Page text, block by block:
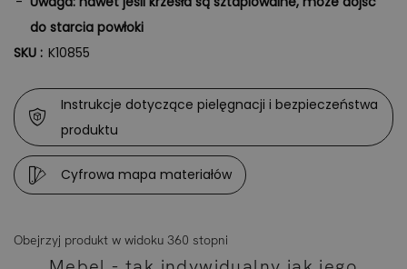
do starcia powłoki
SKU : K10855
Instrukcje dotyczące pielęgnacji i bezpieczeństwa
produktu
Cyfrowa mapa materiałów
Obejrzyj produkt w widoku 360 stopni